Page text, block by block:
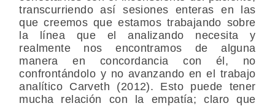
transcurriendo así sesiones enteras en las
que creemos que estamos trabajando sobre
la línea que el analizando necesita y
realmente nos encontramos de alguna
manera en concordancia con él, no
confrontándolo y no avanzando en el trabajo
analítico Carveth (2012). Esto puede tener
mucha relación con la empatía; claro que